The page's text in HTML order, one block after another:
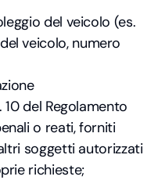
del veicolo (es.
veicolo, numero
10 del Regolamento
o reati, forniti
soggetti autorizzati
richieste;